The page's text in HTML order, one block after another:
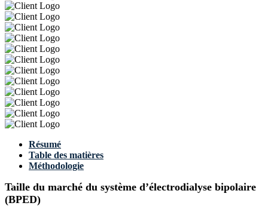
Résumé
Table des matières
Méthodologie
Taille du marché du système d’électrodialyse bipolaire
(BPED)